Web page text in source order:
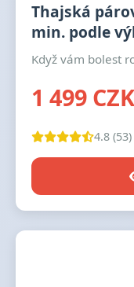
Thajská
min. podle
Když vám bolest
1 499
4.8 (53)